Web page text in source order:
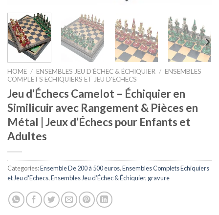
HOME / ENSEMBLES JEU D’ÉCHEC & ÉCHIQUIER / ENSEMBLES
COMPLETS ECHIQUIERS ET JEU D'ECHECS
Jeu d’Échecs Camelot – Échiquier en
Similicuir avec Rangement & Pièces en
Métal | Jeux d’Échecs pour Enfants et
Adultes
Categories:Ensemble De 200 à 500 euros,Ensembles Complets Echiquiers
et Jeu d'Echecs,Ensembles Jeu d’Échec & Échiquier, gravure